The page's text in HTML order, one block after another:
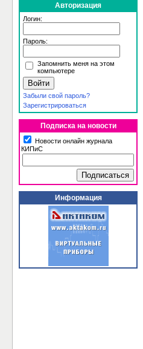
Авторизация
Логин:
Пароль:
Запомнить меня на этом
компьютере
Забыли свой пароль?
Зарегистрироваться
Подписка на новости
Новости онлайн журнала
КИПиС
Информация